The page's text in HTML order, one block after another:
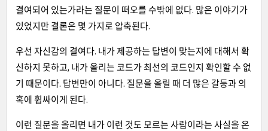
결여되어 있는가라는 질문이 떠오를 수밖에 없다. 많은 이야기가
있었지만 결론은 몇 가지로 압축된다.
우선 자신감의 결여다. 내가 제공하는 답변이 맞는지에 대해서 확
신하지 못하고, 내가 올리는 코드가 최선의 코드인지 확인할 수 없
기 때문이다. 답변만이 아니다. 질문을 올릴 때 더 많은 갈등과 의
혹에 휩싸이게 된다.
이런 질문을 올리면 내가 이런 것도 모르는 사람이라는 사실을 온